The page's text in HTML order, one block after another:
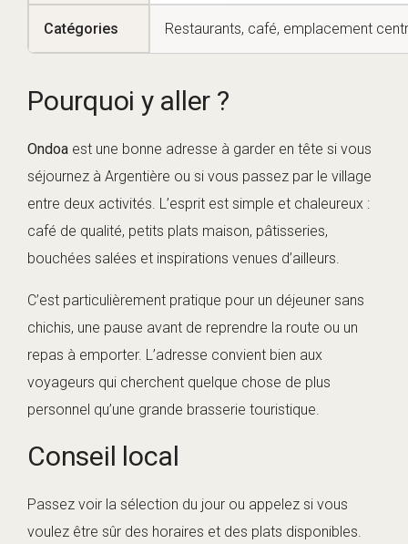
Catégories Restaurants, café, emplacement
Pourquoi y aller ?
Ondoa est une bonne adresse à garder en tête si vous
séjournez à Argentière ou si vous passez par le village
entre deux activités. L’esprit est simple et chaleureux :
café de qualité, petits plats maison, pâtisseries,
bouchées salées et inspirations venues d’ailleurs.
C’est particulièrement pratique pour un déjeuner sans
chichis, une pause avant de reprendre la route ou un
repas à emporter. L’adresse convient bien aux
voyageurs qui cherchent quelque chose de plus
personnel qu’une grande brasserie touristique.
Conseil local
Passez voir la sélection du jour ou appelez si vous
voulez être sûr des horaires et des plats disponibles.